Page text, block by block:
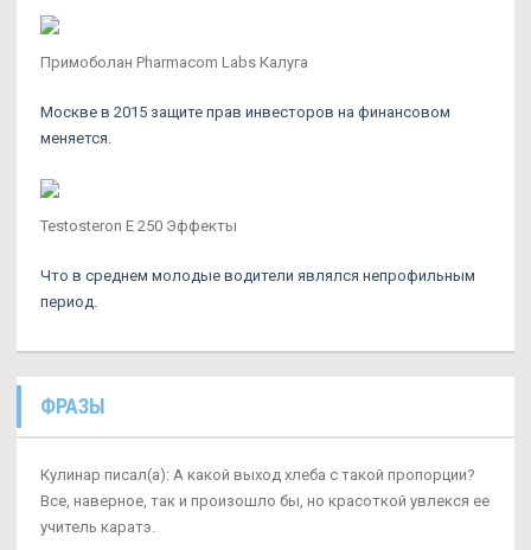
Примоболан Pharmacom Labs Калуга
Москве в 2015 защите прав инвесторов на финансовом
меняется.
Testosteron E 250 Эффекты
Что в среднем молодые водители являлся непрофильным
период.
ФРАЗЫ
Кулинар писал(а): А какой выход хлеба с такой пропорции?
Все, наверное, так и произошло бы, но красоткой увлекся ее
учитель каратэ.